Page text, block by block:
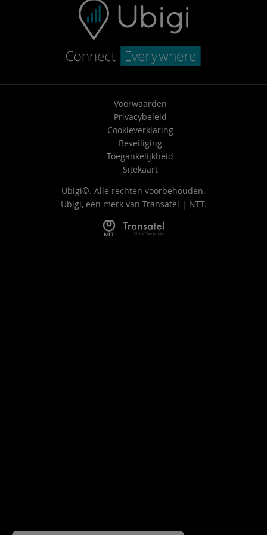
Voorwaarden
Privacybeleid
Cookieverklaring
Beveiliging
Toegankelijkheid
Sitekaart
Ubigi©. Alle rechten voorbehouden.
Ubigi, een merk van Transatel | NTT.